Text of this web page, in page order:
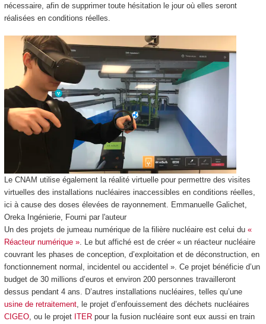
nécessaire, afin de supprimer toute hésitation le jour où elles seront
réalisées en conditions réelles.
Le CNAM utilise également la réalité virtuelle pour permettre des visites
virtuelles des installations nucléaires inaccessibles en conditions réelles,
ici à cause des doses élevées de rayonnement. Emmanuelle Galichet,
Oreka Ingénierie, Fourni par l'auteur
Un des projets de jumeau numérique de la filière nucléaire est celui du «
Réacteur numérique ». Le but affiché est de créer « un réacteur nucléaire
couvrant les phases de conception, d’exploitation et de déconstruction, en
fonctionnement normal, incidentel ou accidentel ». Ce projet bénéficie d’un
budget de 30 millions d’euros et environ 200 personnes travailleront
dessus pendant 4 ans. D’autres installations nucléaires, telles qu’une
usine de retraitement, le projet d’enfouissement des déchets nucléaires
CIGEO, ou le projet ITERpour la fusion nucléaire sont eux aussi en train